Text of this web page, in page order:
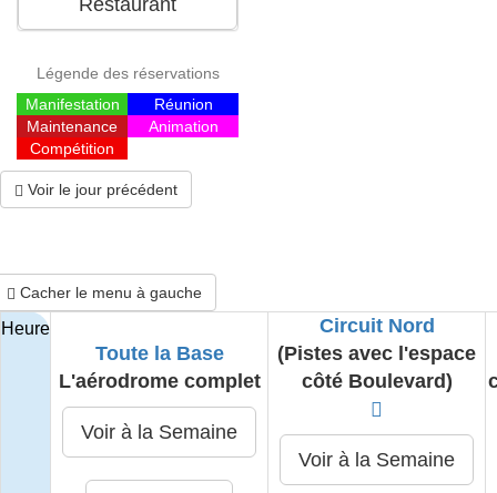
Légende des réservations
Manifestation
Réunion
Maintenance
Animation
Compétition
Heure
Toute la Base
L'aérodrome complet
Circuit Nord
(Pistes avec l'espace
côté Boulevard)
Voir le jour précédent
Cacher le menu à gauche